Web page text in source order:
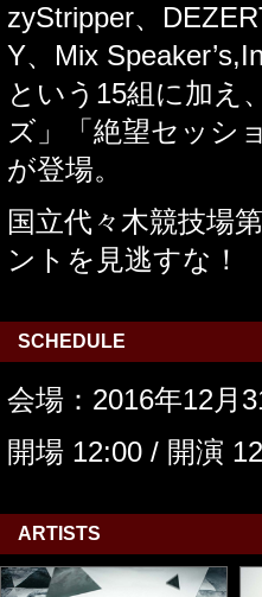
zyStripper、
Y、Mix
という15組に加え
ズ」「絶望セッシ
が登場。
国立代々木競技場
ントを見逃すな！
SCHEDULE
会場：2016年12月
開場 12:00 / 開演
ARTISTS